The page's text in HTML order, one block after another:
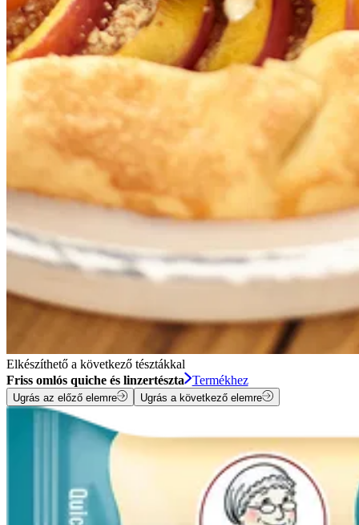
Elkészíthető a következő tésztákkal
Friss omlós quiche és linzertészta
Termékhez
Ugrás az előző elemre Ugrás a következő elemre